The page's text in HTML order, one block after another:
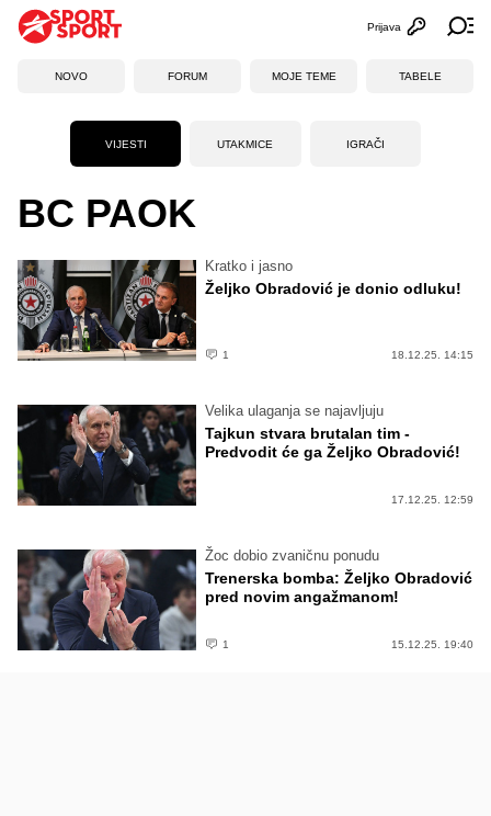
Otvori
Prijava
NOVO FORUM MOJE TEME TABELE
VIJESTI UTAKMICE IGRAČI
BC PAOK
Kratko i jasno
Željko Obradović je donio odluku!
1 18.12.25. 14:15
Velika ulaganja se najavljuju
Tajkun stvara brutalan tim -
Predvodit će ga Željko Obradović!
17.12.25. 12:59
Žoc dobio zvaničnu ponudu
Trenerska bomba: Željko Obradović
pred novim angažmanom!
1 15.12.25. 19:40